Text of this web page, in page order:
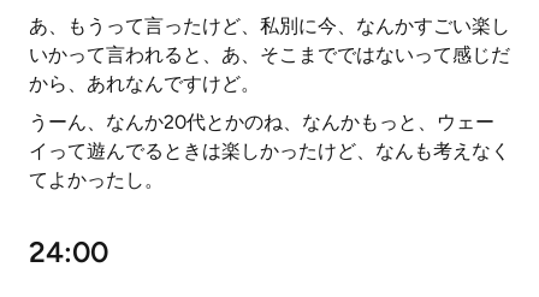
あ、もうって言ったけど、私別に今、なんかすごい楽し
いかって言われると、あ、そこまでではないって感じだ
から、あれなんですけど。
うーん、なんか20代とかのね、なんかもっと、ウェー
イって遊んでるときは楽しかったけど、なんも考えなく
てよかったし。
24:00